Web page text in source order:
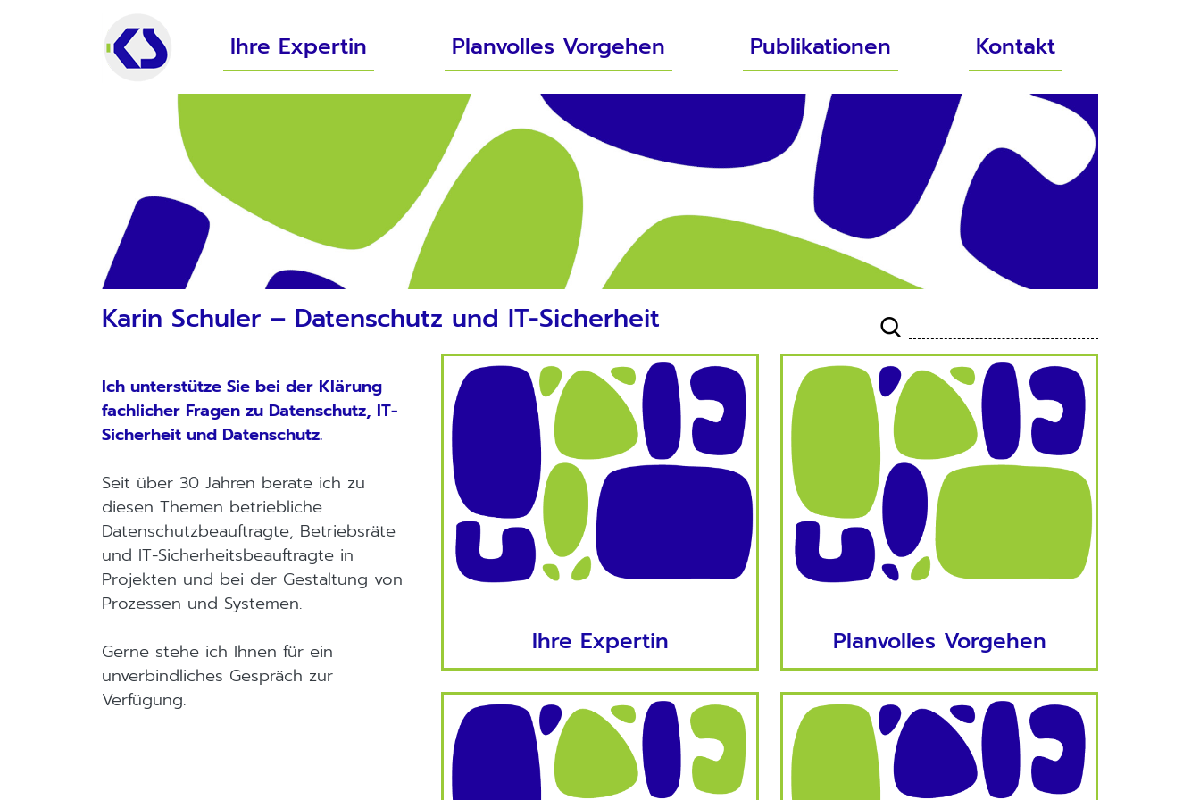
Hauptnavigation
Ihre Expertin Planvolles Vorgehen Publikationen Kontakt
Karin Schuler – Datenschutz und IT-Sicherheit
Ihre Expertin Planvolles Vorgehen
Ich unterstütze Sie bei der Klärung
fachlicher Fragen zu Datenschutz, IT-
Sicherheit und Datenschutz.
Seit über 30 Jahren berate ich zu
diesen Themen betriebliche
Datenschutzbeauftragte, Betriebsräte
und IT-Sicherheitsbeauftragte in
Projekten und bei der Gestaltung von
Prozessen und Systemen.
Gerne stehe ich Ihnen für ein
unverbindliches Gespräch zur
Verfügung.